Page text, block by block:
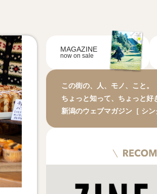
MAGAZINE
now on sale
この街の、人、モノ、こと。
ちょっと知って、ちょっと好
新潟のウェブマガジン［ シン